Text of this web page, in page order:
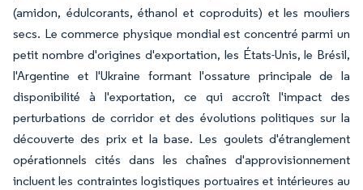
(amidon, édulcorants, éthanol et coproduits) et les mouliers
secs. Le commerce physique mondial est concentré parmi un
petit nombre d'origines d'exportation, les États-Unis, le Brésil,
l'Argentine et l'Ukraine formant l'ossature principale de la
disponibilité à l'exportation, ce qui accroît l'impact des
perturbations de corridor et des évolutions politiques sur la
découverte des prix et la base. Les goulets d'étranglement
opérationnels cités dans les chaînes d'approvisionnement
incluent les contraintes logistiques portuaires et intérieures au